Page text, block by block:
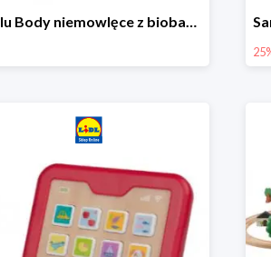
lupilu Body niemowlęce z biobawełny